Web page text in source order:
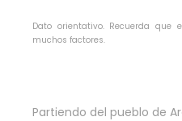
Dato orientativo. Recuerda
muchos factores.
Partiendo del pueblo de